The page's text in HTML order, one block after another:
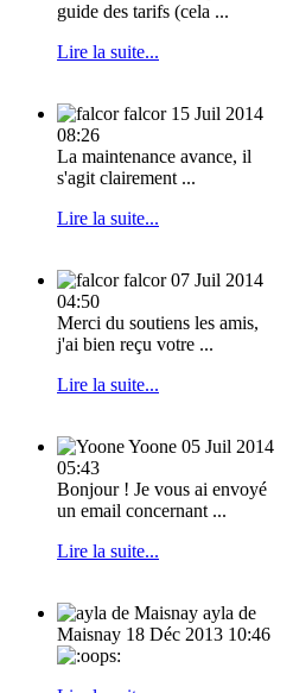
guide des tarifs (cela ...
Lire la suite...
falcor 15 Juil 2014
08:26
La maintenance avance, il
s'agit clairement ...
Lire la suite...
falcor 07 Juil 2014
04:50
Merci du soutiens les amis,
j'ai bien reçu votre ...
Lire la suite...
Yoone 05 Juil 2014
05:43
Bonjour ! Je vous ai envoyé
un email concernant ...
Lire la suite...
ayla de
Maisnay 18 Déc 2013 10:46